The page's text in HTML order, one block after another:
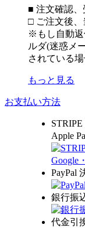
■ 注文確認
□ ご注文後、
※もし自動返
ルダ(迷惑メ
されている
もっと見る
お支払い方法
Apple
PayPal
銀行振
代金引